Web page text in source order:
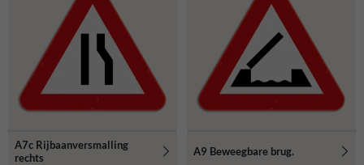
A7c Rijbaanversmalling
rechts
A9 Beweegbare brug.